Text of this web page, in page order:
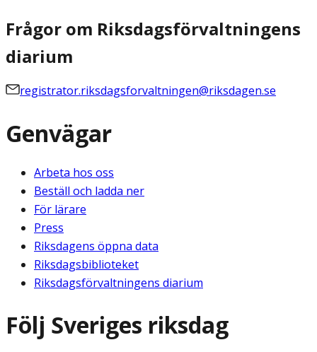
Frågor om Riksdagsförvaltningens
diarium
registrator.riksdagsforvaltningen@riksdagen.se
Genvägar
Arbeta hos oss
Beställ och ladda ner
För lärare
Press
Riksdagens öppna data
Riksdagsbiblioteket
Riksdagsförvaltningens diarium
Följ Sveriges riksdag